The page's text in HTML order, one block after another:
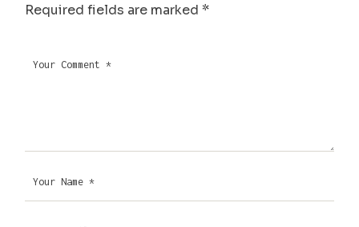
Required fields are marked*